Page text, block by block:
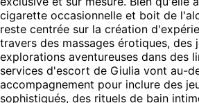
cigarette occasionnelle et boit de
reste centrée sur la création
travers des massages érotiques, des
explorations aventureuses dans des
services d'escort de Giulia vont au-
accompagnement pour inclure des
sophistiqués, des rituels de bain